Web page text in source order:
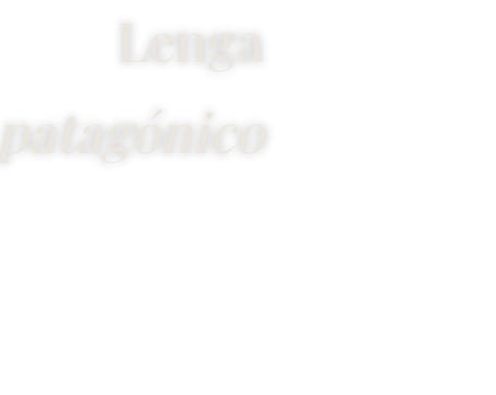
Lenga
patagónico